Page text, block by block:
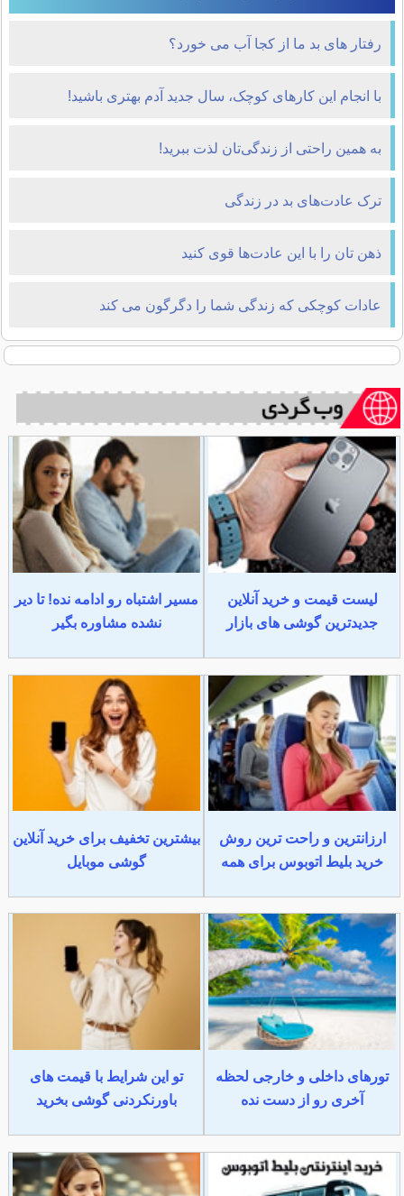
رفتار های بد ما از کجا آب می خورد؟
با انجام این کارهای کوچک، سال جدید آدم بهتری باشید!
به همین راحتی از زندگی‌تان لذت ببرید!
ترک عادت‌های بد در زندگی
ذهن‌ تان را با این عادت‌ها قوی کنید
عادات کوچکی که زندگی شما را دگرگون می کند
لیست قیمت و خرید آنلاین
جدیدترین گوشی های بازار
مسیر اشتباه رو ادامه نده! تا دیر
نشده مشاوره بگیر
ارزانترین و راحت ترین روش
خرید بلیط اتوبوس برای همه
بیشترین تخفیف برای خرید آنلاین
گوشی موبایل
تورهای داخلی و خارجی لحظه
آخری رو از دست نده
تو این شرایط با قیمت های
باورنکردنی گوشی بخرید